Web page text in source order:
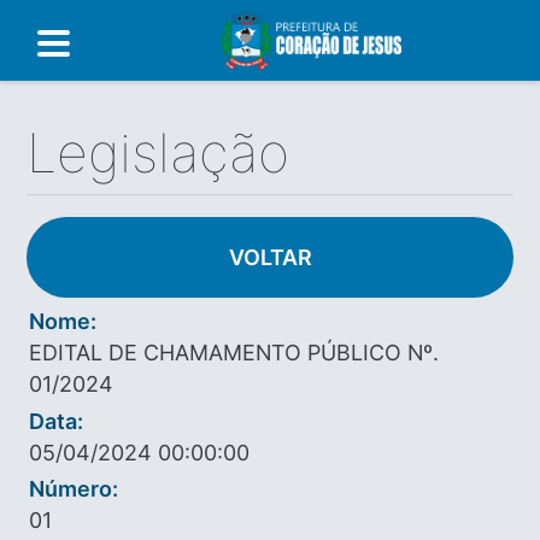
Legislação
VOLTAR
Nome:
EDITAL DE CHAMAMENTO PÚBLICO Nº.
01/2024
Data:
05/04/2024 00:00:00
Número:
01